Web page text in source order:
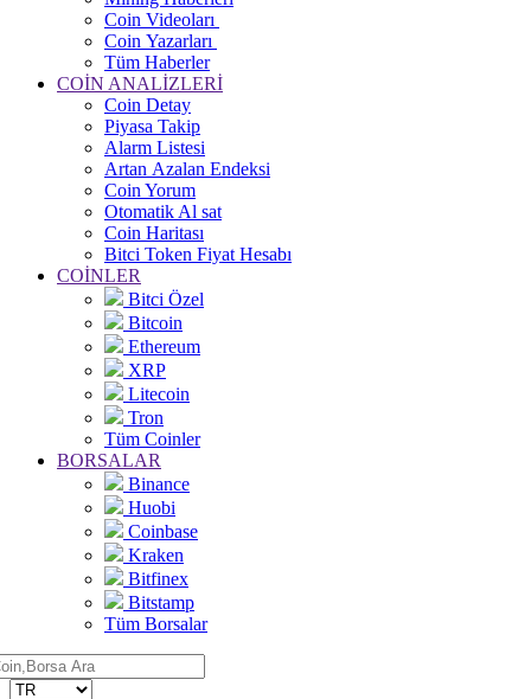
Coin Videoları
Coin Yazarları
Tüm Haberler
COİN ANALİZLERİ
Coin Detay
Piyasa Takip
Alarm Listesi
Artan Azalan Endeksi
Coin Yorum
Otomatik Al sat
Coin Haritası
Bitci Token Fiyat Hesabı
COİNLER
Bitci Özel
Bitcoin
Ethereum
XRP
Litecoin
Tron
Tüm Coinler
BORSALAR
Binance
Huobi
Coinbase
Kraken
Bitfinex
Bitstamp
Tüm Borsalar